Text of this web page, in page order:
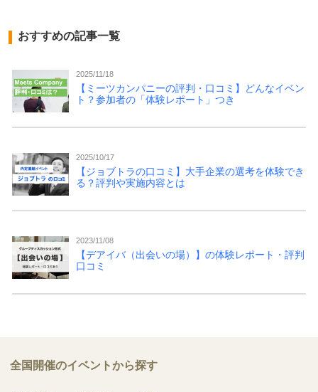
おすすめの記事一覧
2025/11/18
【ミーツカンパニーの評判・口コミ】どんなイベン
ト？参加者の「体験レポート」つき
2025/10/17
【ジョブトラの口コミ】大手企業の選考を体験でき
る？評判や実施内容とは
2023/11/08
【デアイバ（出会いの場）】の体験レポート・評判
口コミ
全国開催のイベントから探す